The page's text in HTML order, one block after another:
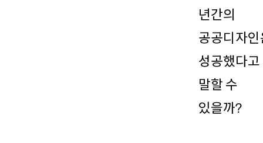
년간의
공공디자
성공했다고
말할 수
있을까?